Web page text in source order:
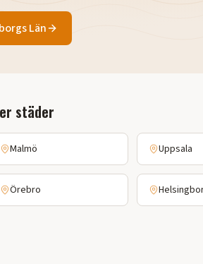
Län
städer
Malmö Uppsala
Örebro